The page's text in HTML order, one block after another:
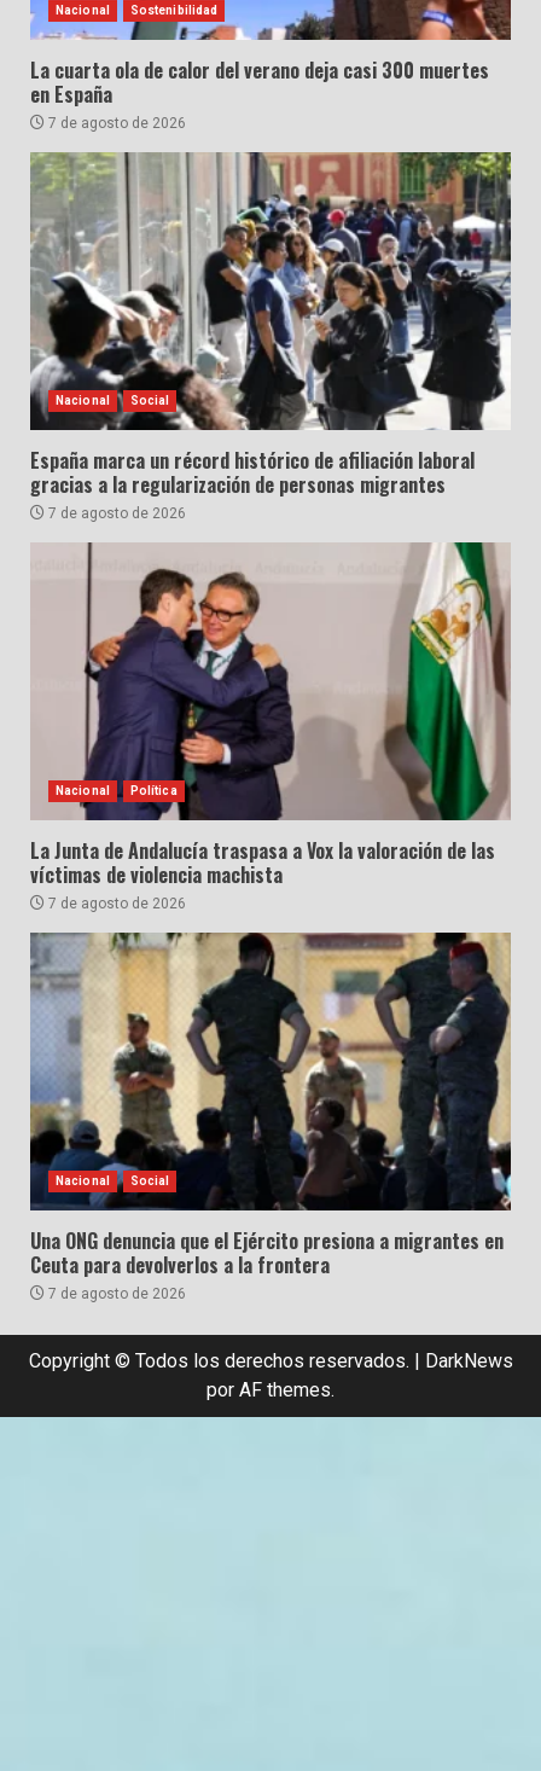
Nacional Sostenibilidad
La cuarta ola de calor del verano deja casi 300 muertes
en España
7 de agosto de 2026
Nacional Social
España marca un récord histórico de afiliación laboral
gracias a la regularización de personas migrantes
7 de agosto de 2026
Nacional Política
La Junta de Andalucía traspasa a Vox la valoración de las
víctimas de violencia machista
7 de agosto de 2026
Nacional Social
Una ONG denuncia que el Ejército presiona a migrantes en
Ceuta para devolverlos a la frontera
7 de agosto de 2026
Copyright © Todos los derechos reservados. | DarkNews
por AF themes.